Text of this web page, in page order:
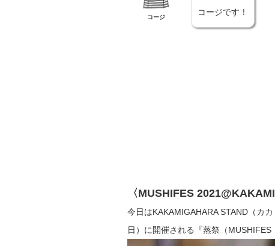
コージ
コージです！
〈MUSHIFES
今日はKAKAMIGAHARA STAND（カ
日）に開催される『蒸祭（MUSHIFES